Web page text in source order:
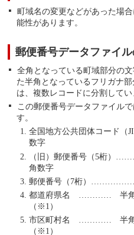
町域名の変更などがあった場
能性があります。
郵便番号データファイ
全角となっている町域部分の
た半角となっているフリガナ
は、複数レコードに分割してい
この郵便番号データファイル
す。
全国地方公共団体コード
数字
（旧）郵便番号（5
角数字
郵便番号（7桁）
都道府県名 ………… 半角
（※1）
市区町村名 ………… 半角
（※1）